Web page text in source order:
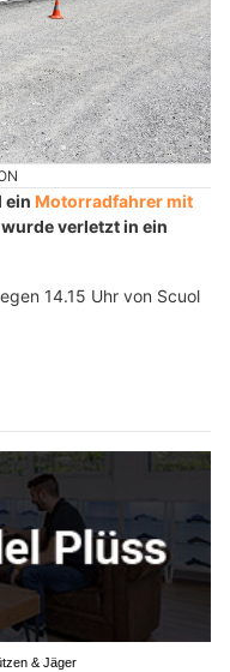
ein Motorradfahrer mit
wurde verletzt in ein
14.15 Uhr von Scuol
& Jäger